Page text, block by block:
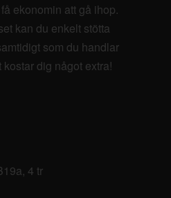
ekonomin att gå ihop.
kan du enkelt stötta
som du handlar
dig något extra!
4 tr